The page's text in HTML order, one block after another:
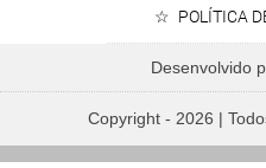
músicas que marcaram o
POLÍTICA
Desenvolvido
Copyright - 2026 |